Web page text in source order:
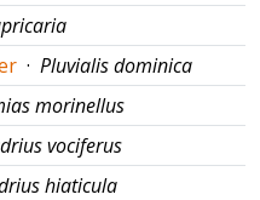
· Pluvialis dominica
morinellus
vociferus
hiaticula